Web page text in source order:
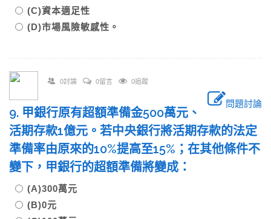
(C)資本適足性
(D)市場風險敏感性。
0討論 0留言 0追蹤
問題討論
9. 甲銀行原有超額準備金500萬元、
活期存款1億元。若中央銀行將活期存款的法定
準備率由原來的10%提高至15%；在其他條件不
變下，甲銀行的超額準備將變成：
(A)300萬元
(B)0元